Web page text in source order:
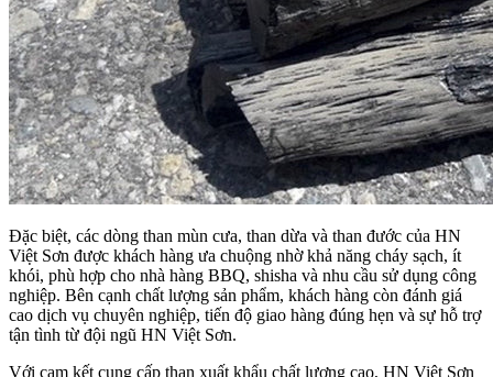
Đặc biệt, các dòng than mùn cưa, than dừa và than đước của HN
Việt Sơn được khách hàng ưa chuộng nhờ khả năng cháy sạch, ít
khói, phù hợp cho nhà hàng BBQ, shisha và nhu cầu sử dụng công
nghiệp. Bên cạnh chất lượng sản phẩm, khách hàng còn đánh giá
cao dịch vụ chuyên nghiệp, tiến độ giao hàng đúng hẹn và sự hỗ trợ
tận tình từ đội ngũ HN Việt Sơn.
Với cam kết cung cấp than xuất khẩu chất lượng cao, HN Việt Sơn